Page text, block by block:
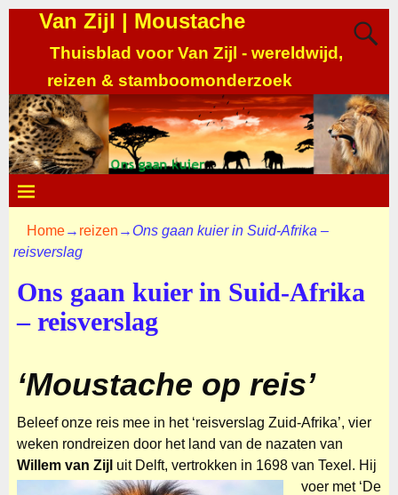
Van Zijl | Moustache
Thuisblad voor Van Zijl - wereldwijd,
reizen & stamboomonderzoek
Home→ reizen → Ons gaan kuier in Suid-Afrika –
reisverslag
Ons gaan kuier in Suid-Afrika
– reisverslag
‘Moustache op reis’
Beleef onze reis mee in het ‘reisverslag Zuid-Afrika’, vier
weken rondreizen door het land van de nazaten van
Willem van Zijl uit Delft, vertrokken in 1698 van Texel. Hij
voer met ‘De